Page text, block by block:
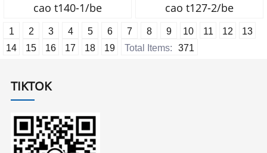
cao t140-1/be
cao t127-2/be
1 2 3 4 5 6 7 8 9 10 11 12
13
14
15 16 17 18 19 Total Items: 371
TIKTOK